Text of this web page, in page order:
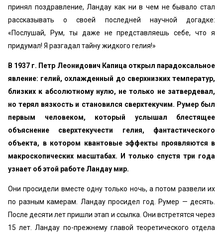
принял поздравление, Ландау как ни в чем не бывало стал
рассказывать о своей последней научной догадке:
«Послушай, Рум, ты даже не представляешь себе, что я
придумал! Я разгадал тайну жидкого гелия!»
В 1937 г. Петр Леонидович Капица открыл парадоксальное
явление: гелий, охлажденный до сверхнизких температур,
близких к абсолютному нулю, не только не затвердевал,
но терял вязкость и становился сверхтекучим. Румер был
первым человеком, который услышал блестящее
объяснение сверхтекучести гелия, фантастического
объекта, в котором квантовые эффекты проявляются в
макроскопических масштабах. И только спустя три года
узнает об этой работе Ландау мир.
Они просидели вместе одну только ночь, а потом развели их
по разным камерам. Ландау просидел год. Румер — десять.
После десяти лет пришли этап и ссылка. Они встретятся через
15 лет. Ландау по-прежнему главой теоретического отдела